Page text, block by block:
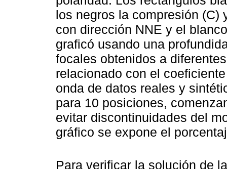
los negros la compresión (C)
con dirección NNE y el
graficó usando una
focales obtenidos a
relacionado con el
onda de datos reales y
para 10 posiciones,
evitar discontinuidades del
gráfico se expone el
Para verificar la solución de